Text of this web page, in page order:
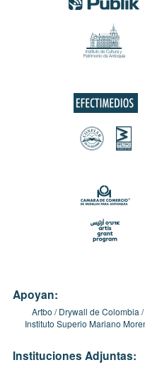
Apoyan:
Artbo Drywall de Colombia
Instituto Superio Mariano
Instituciones Adjuntas: